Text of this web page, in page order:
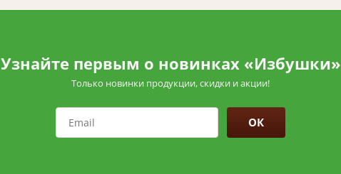
Узнайте первым о новинках «Избушки»
Только новинки продукции, скидки и акции!
ОК